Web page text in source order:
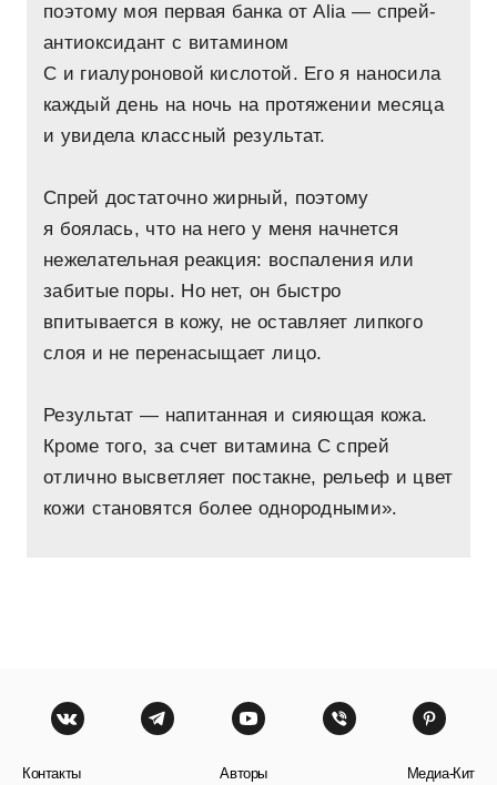
поэтому моя первая банка от Alia — спрей-
антиоксидант с витамином
С и гиалуроновой кислотой. Его я наносила
каждый день на ночь на протяжении месяца
и увидела классный результат.
Спрей достаточно жирный, поэтому
я боялась, что на него у меня начнется
нежелательная реакция: воспаления или
забитые поры. Но нет, он быстро
впитывается в кожу, не оставляет липкого
слоя и не перенасыщает лицо.
Результат — напитанная и сияющая кожа.
Кроме того, за счет витамина С спрей
отлично высветляет постакне, рельеф и цвет
кожи становятся более однородными».
Контакты Авторы Медиа-Кит